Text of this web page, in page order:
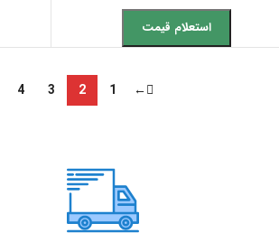
استعلام قیمت
←
1
2
3
4